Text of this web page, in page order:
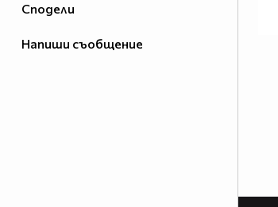
Сподели
Напиши съобщение